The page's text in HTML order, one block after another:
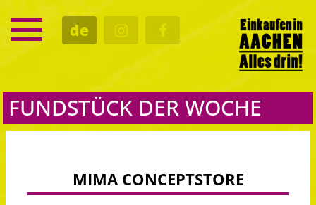
de
SERVICE
TERMINE
FUNDSTÜCK DER WOCHE
MIMA CONCEPTSTORE